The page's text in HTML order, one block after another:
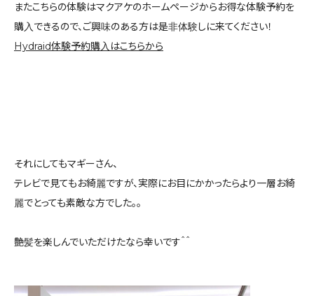
またこちらの体験はマクアケのホームページからお得な体験予約を
購入できるので、ご興味のある方は是非体験しに来てください！
Hydraid体験予約購入はこちらから
それにしてもマギーさん、
テレビで見てもお綺麗ですが、実際にお目にかかったらより一層お綺
麗でとっても素敵な方でした。。
艶髪を楽しんでいただけたなら幸いです＾＾